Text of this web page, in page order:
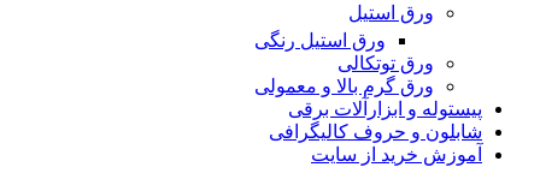
ورق استیل
ورق استیل رنگی
ورق توتکالی
ورق گرم بالا و معمولی
پیستوله و ابزارآلات برقی
شابلون و حروف کالیگرافی
آموزش خرید از سایت